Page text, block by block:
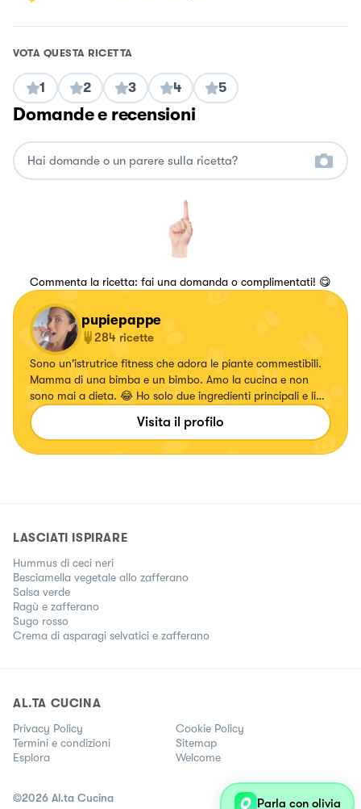
VOTA QUESTA RICETTA
1 2 3 4 5
Domande e recensioni
Commenta la ricetta: fai una domanda o complimentati! 😋
pupiepappe
284 ricette
Sono un'istrutrice fitness che adora le piante commestibili.
Mamma di una bimba e un bimbo. Amo la cucina e non
sono mai a dieta. 😂 Ho solo due ingredienti principali e li
ritrovo in questa frase delle favole... "Basta un po' di
fantasia e di bontà" Se cerchi qualcosa di diverso mi hai
Visita il profilo
LASCIATI ISPIRARE
Hummus di ceci neri
Besciamella vegetale allo zafferano
Salsa verde
Ragù e zafferano
Sugo rosso
Crema di asparagi selvatici e zafferano
AL.TA CUCINA
Privacy Policy
Cookie Policy
Termini e condizioni
Sitemap
Esplora
Welcome
©2026 Al.ta Cucina Parla con olivia